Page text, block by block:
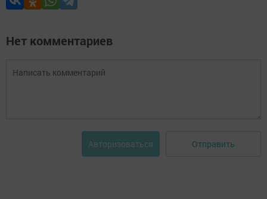
Нет комментариев
Авторизоваться Отправить